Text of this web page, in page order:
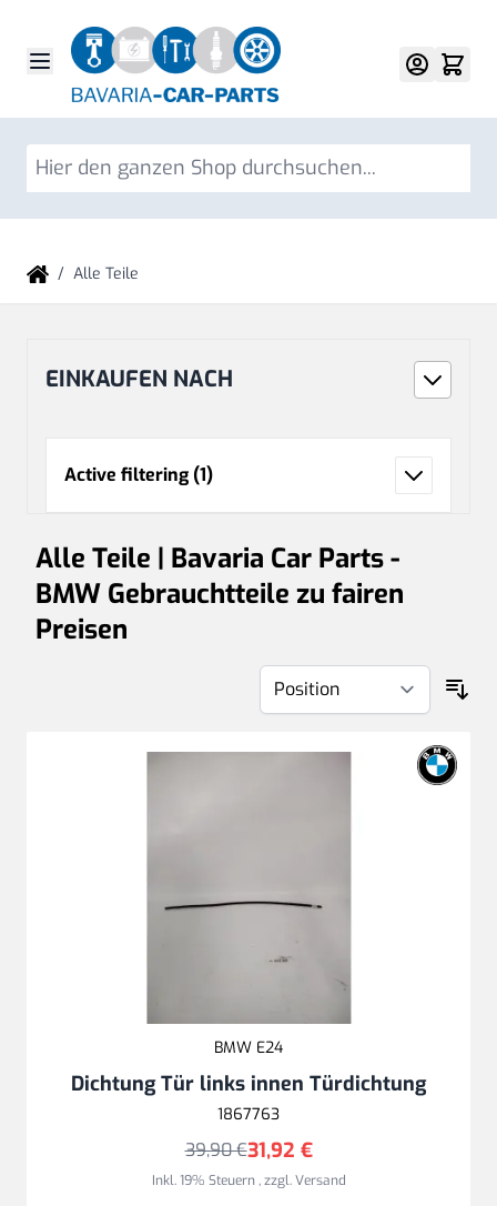
/ Alle Teile
EINKAUFEN NACH
Active filtering (1)
Alle Teile | Bavaria Car Parts -
BMW Gebrauchtteile zu fairen
Preisen
BMW E24
Dichtung Tür links innen Türdichtung
1867763
31,92 €
39,90 €
Inkl. 19% Steuern,zzgl.Versand